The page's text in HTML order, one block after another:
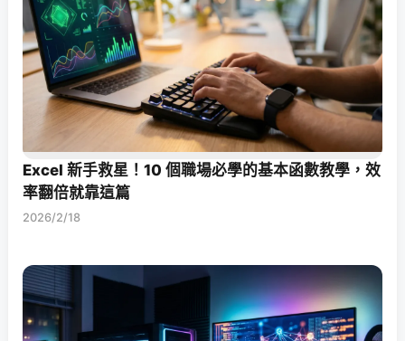
Excel 新手救星！10 個職場必學的基本函數教學，效
率翻倍就靠這篇
2026/2/18